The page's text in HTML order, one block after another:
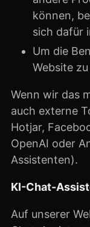
können,
sich dafür
Um die
Website
Wenn wir das
auch externe
Hotjar,
OpenAI oder
Assistenten).
KI-Chat-
Auf unserer